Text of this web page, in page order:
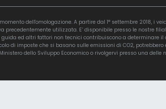
dell'omologazione. A partire dal 1° settembre 2018, i
precedentemente utilizzata. E’ disponibile presso le nostre
ed altri fattori non tecnici contribuiscono a determinare
di imposte che si basano sulle emissioni di CO2,
dello Sviluppo Economico o rivolgervi presso una delle